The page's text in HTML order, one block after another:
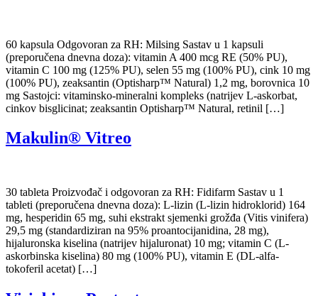
60 kapsula Odgovoran za RH: Milsing Sastav u 1 kapsuli
(preporučena dnevna doza): vitamin A 400 mcg RE (50% PU),
vitamin C 100 mg (125% PU), selen 55 mg (100% PU), cink 10 mg
(100% PU), zeaksantin (Optisharp™ Natural) 1,2 mg, borovnica 10
mg Sastojci: vitaminsko-mineralni kompleks (natrijev L-askorbat,
cinkov bisglicinat; zeaksantin Optisharp™ Natural, retinil […]
Makulin® Vitreo
30 tableta Proizvođač i odgovoran za RH: Fidifarm Sastav u 1
tableti (preporučena dnevna doza): L-lizin (L-lizin hidroklorid) 164
mg, hesperidin 65 mg, suhi ekstrakt sjemenki grožđa (Vitis vinifera)
29,5 mg (standardiziran na 95% proantocijanidina, 28 mg),
hijaluronska kiselina (natrijev hijaluronat) 10 mg; vitamin C (L-
askorbinska kiselina) 80 mg (100% PU), vitamin E (DL-alfa-
tokoferil acetat) […]